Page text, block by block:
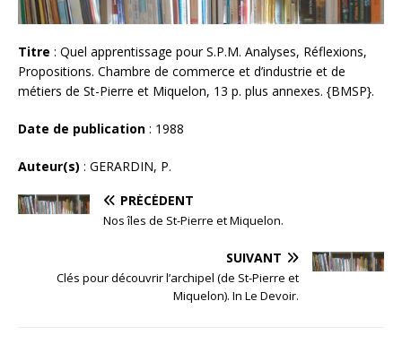
Titre : Quel apprentissage pour S.P.M. Analyses, Réflexions,
Propositions. Chambre de commerce et d’industrie et de
métiers de St-Pierre et Miquelon, 13 p. plus annexes. {BMSP}.
Date de publication : 1988
Auteur(s) : GERARDIN, P.
PRÉCÉDENT
Nos îles de St-Pierre et Miquelon.
SUIVANT
Clés pour découvrir l’archipel (de St-Pierre et
Miquelon). In Le Devoir.